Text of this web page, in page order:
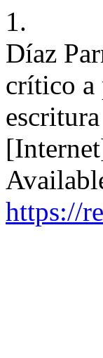
1.
Díaz
crítico a
https://